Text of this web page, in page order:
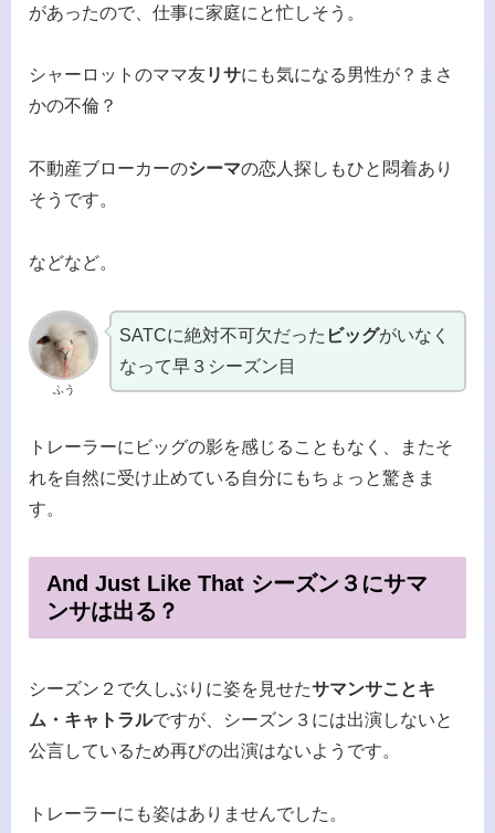
があったので、仕事に家庭にと忙しそう。
シャーロットのママ友リサにも気になる男性が？まさ
かの不倫？
不動産ブローカーのシーマの恋人探しもひと悶着あり
そうです。
などなど。
ふう
SATCに絶対不可欠だった ビッグがいなく
なって早３シーズン目
トレーラーにビッグの影を感じることもなく、またそ
れを自然に受け止めている自分にもちょっと驚きま
す。
And Just Like That シーズン３にサマ
ンサは出る？
シーズン２で久しぶりに姿を見せたサマンサことキ
ム・キャトラルですが、シーズン３には出演しないと
公言しているため再びの出演はないようです。
トレーラーにも姿はありませんでした。